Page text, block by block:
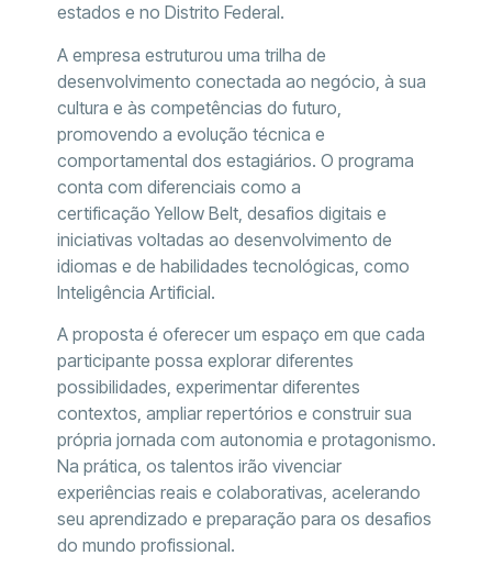
estados e no Distrito Federal.
A empresa estruturou uma trilha de
desenvolvimento conectada ao negócio, à sua
cultura e às competências do futuro,
promovendo a evolução técnica e
comportamental dos estagiários. O programa
conta com diferenciais como a
certificação Yellow Belt, desafios digitais e
iniciativas voltadas ao desenvolvimento de
idiomas e de habilidades tecnológicas, como
Inteligência Artificial.
A proposta é oferecer um espaço em que cada
participante possa explorar diferentes
possibilidades, experimentar diferentes
contextos, ampliar repertórios e construir sua
própria jornada com autonomia e protagonismo.
Na prática, os talentos irão vivenciar
experiências reais e colaborativas, acelerando
seu aprendizado e preparação para os desafios
do mundo profissional.